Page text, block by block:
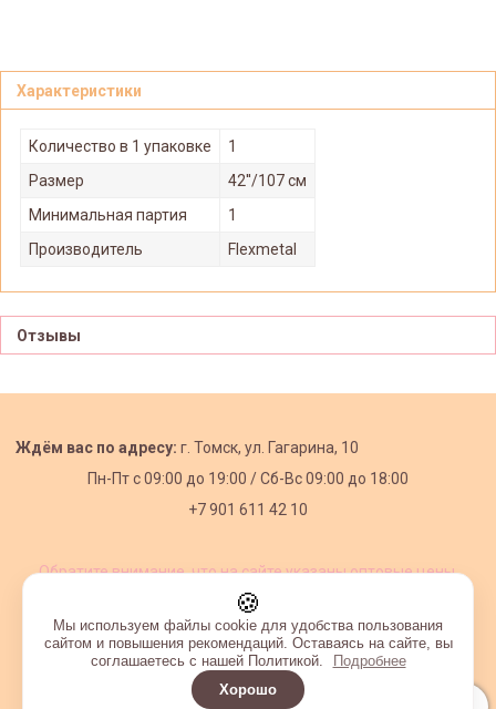
Характеристики
Количество в 1 упаковке
1
Размер
42''/107 см
Минимальная партия
1
Производитель
Flexmetal
Отзывы
Ждём вас по адресу: г. Томск, ул. Гагарина, 10
Пн-Пт с09:00 до 19:00 /Сб-Вс 09:00 до 18:00
+7 901 611 42 10
Обратите внимание, что на сайте указаны оптовые цены,
🍪
Мы используем файлы cookie для удобства пользования
сайтом и повышения рекомендаций. Оставаясь на сайте, вы
соглашаетесь с нашей Политикой.
Подробнее
Хорошо